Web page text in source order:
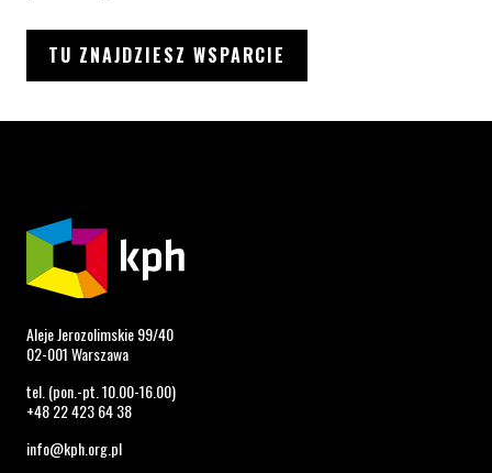
TU ZNAJDZIESZ WSPARCIE
Aleje Jerozolimskie 99/40
02-001 Warszawa
tel. (pon.-pt. 10.00-16.00)
+48 22 423 64 38
info@kph.org.pl